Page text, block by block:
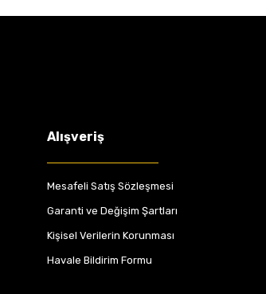
Alışveriş
Mesafeli Satış Sözleşmesi
Garanti ve Değişim Şartları
Kişisel Verilerin Korunması
Havale Bildirim Formu